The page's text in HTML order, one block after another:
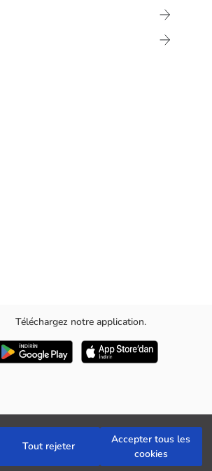
Tout rejeter
Accepter tous les
cookies
Téléchargez notre application.